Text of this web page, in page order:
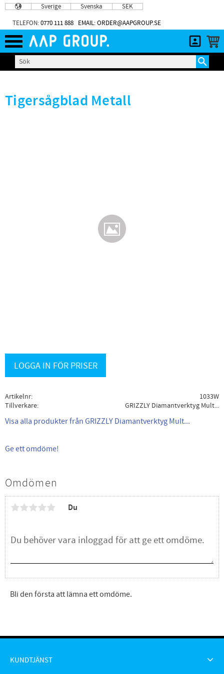
Meny
Sverige Svenska SEK
TELEFON:0770 111 888 EMAIL: ORDER@AAPGROUP.SE
Tigersågblad Metall
LOGGA IN FÖR PRISER
Artikelnr
1033W
Tillverkare
GRIZZLY Diamantverktyg Mult...
Visa alla produkter från GRIZZLY Diamantverktyg Mult...
Ge ett omdöme!
Omdömen
Du
Bli den första att lämna ett omdöme.
KUNDTJÄNST